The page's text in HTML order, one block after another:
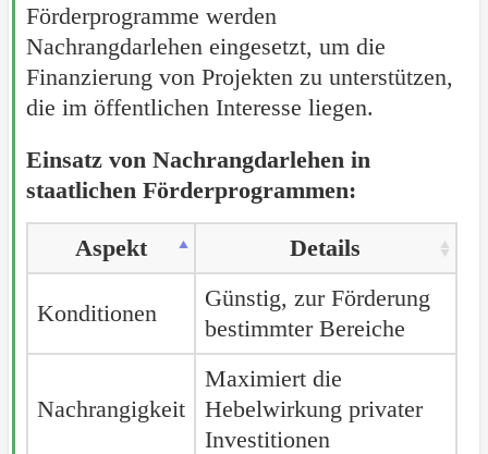
Förderprogramme werden
Nachrangdarlehen eingesetzt, um die
Finanzierung von Projekten zu unterstützen,
die im öffentlichen Interesse liegen.
Einsatz von Nachrangdarlehen in
staatlichen Förderprogrammen:
Aspekt Details
Konditionen
Günstig, zur Förderung
bestimmter Bereiche
Nachrangigkeit
Maximiert die
Hebelwirkung privater
Investitionen